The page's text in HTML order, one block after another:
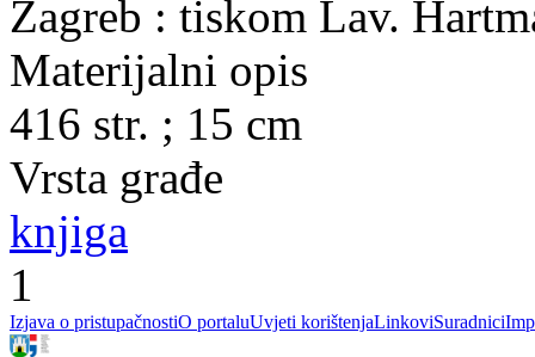
Zagreb : tiskom Lav.
Materijalni opis
416 str. ; 15 cm
Vrsta građe
knjiga
1
Izjava o pristupačnostiO portaluUvjeti korištenjaLinkoviSuradnici